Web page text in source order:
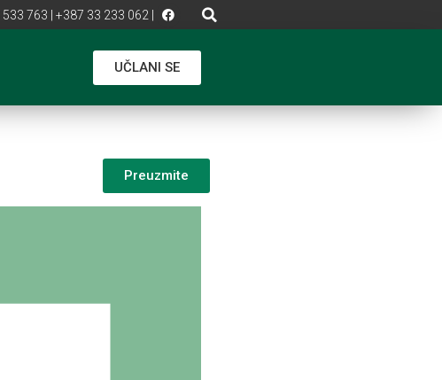
763 | +387 33 233 062 |
UČLANI SE
Preuzmite